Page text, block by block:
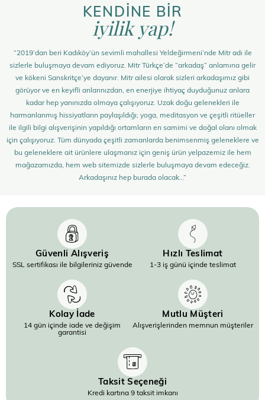
KENDİNE BİR
iyilik yap!
“2019’dan beri Kadıköy’ün sevimli mahallesi Yeldeğirmeni’nde Mitr adı ile
sizlerle buluşmaya devam ediyoruz. Mitr Türkçe’de “arkadaş” anlamına gelir
ve kökeni Sanskritçe’ye dayanır. Mitr ailesi olarak sizleri arkadaşımız gibi
görüyor ve en keyifli anlarınızdan, en enerjiye ihtiyaç duyduğunuz anlara
kadar hep yanınızda olmaya çalışıyoruz. Uzak doğu gelenekleri ile
harmanlanmış hissiyatların paylaşıldığı; yoga, meditasyon ve çeşitli ritüeller
ile ilgili bilgi alışverişinin yapıldığı ortamların en samimi ve doğal olanı olmak
için çalışıyoruz. Tüm dünyada çeşitli zamanlarda benimsenmiş geleneklere ve
bu geleneklere ait ürünlere ulaşmanız için geniş ürün yelpazemiz ile hem
mağazamızda, hem web sitemizde sizlerle buluşmaya devam edeceğiz.
Arkadaşınız hep burada olacak…”
Güvenli Alışveriş
SSL sertifikası ile bilgileriniz güvende
Hızlı Teslimat
1-3 iş günü içinde teslimat
Kolay İade
14 gün içinde iade ve değişim
garantisi
Mutlu Müşteri
Alışverişlerinden memnun müşteriler
Taksit Seçeneği
Kredi kartına 9 taksit imkanı